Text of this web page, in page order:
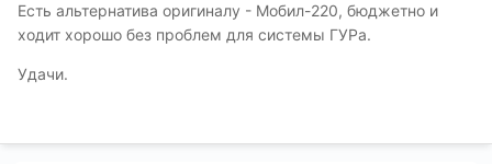
Есть альтернатива оригиналу - Мобил-220, бюджетно и
ходит хорошо без проблем для системы ГУРа.
Удачи.